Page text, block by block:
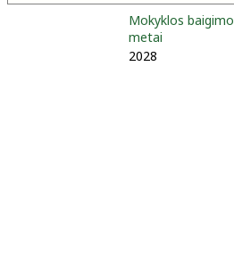
Mokyklos baigimo
metai
2028